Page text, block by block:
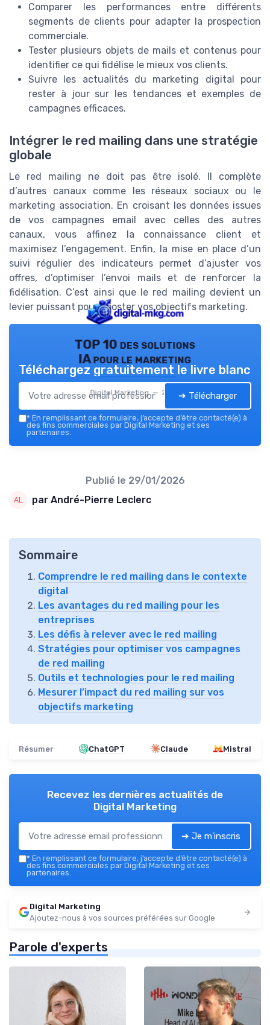
Comparer les performances entre différents
segments de clients pour adapter la prospection
commerciale.
Tester plusieurs objets de mails et contenus pour
identifier ce qui fidélise le mieux vos clients.
Suivre les actualités du marketing digital pour
rester à jour sur les tendances et exemples de
campagnes efficaces.
Intégrer le red mailing dans une stratégie
globale
Le red mailing ne doit pas être isolé. Il complète
d’autres canaux comme les réseaux sociaux ou le
marketing association. En croisant les données issues
de vos campagnes email avec celles des autres
canaux, vous affinez la connaissance client et
maximisez l’engagement. Enfin, la mise en place d’un
suivi régulier des indicateurs permet d’ajuster vos
offres, d’optimiser l’envoi mails et de renforcer la
fidélisation. C’est ainsi que le red mailing devient un
levier puissant pour booster vos objectifs marketing.
TOP 10 des solutions
IA pour le marketing
Digital Marketing — 2026
Téléchargez gratuitement le livre blanc
➔ Télécharger
* En remplissant ce formulaire, j’accepte d’être contacté(e) à
des fins commerciales par Digital Marketing et ses
partenaires.
Publié le 29/01/2026
par André-Pierre Leclerc
Sommaire
Comprendre le red mailing dans le contexte
digital
Les avantages du red mailing pour les
entreprises
Les défis à relever avec le red mailing
Stratégies pour optimiser vos campagnes
de red mailing
Outils et technologies pour le red mailing
Mesurer l’impact du red mailing sur vos
objectifs marketing
Résumer ChatGPT Claude Mistral
Recevez les dernières actualités de
Digital Marketing
➔ Je m'inscris
* En remplissant ce formulaire, j’accepte d’être contacté(e) à
des fins commerciales par Digital Marketing et ses
partenaires.
Digital Marketing
Ajoutez-nous à vos sources préférées sur Google
Parole d'experts